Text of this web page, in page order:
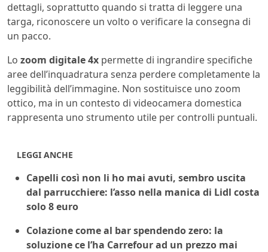
dettagli, soprattutto quando si tratta di leggere una
targa, riconoscere un volto o verificare la consegna di
un pacco.
Lo zoom digitale 4x permette di ingrandire specifiche
aree dell’inquadratura senza perdere completamente la
leggibilità dell’immagine. Non sostituisce uno zoom
ottico, ma in un contesto di videocamera domestica
rappresenta uno strumento utile per controlli puntuali.
LEGGI ANCHE
Capelli così non li ho mai avuti, sembro uscita
dal parrucchiere: l’asso nella manica di Lidl costa
solo 8 euro
Colazione come al bar spendendo zero: la
soluzione ce l’ha Carrefour ad un prezzo mai